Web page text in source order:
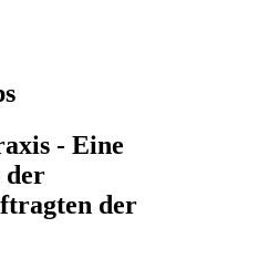
- Eine
der
der